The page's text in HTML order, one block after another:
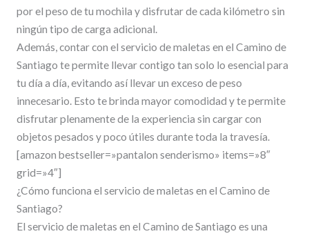
por el peso de tu mochila y disfrutar de cada kilómetro sin
ningún tipo de carga adicional.
Además, contar con el servicio de maletas en el Camino de
Santiago te permite llevar contigo tan solo lo esencial para
tu día a día, evitando así llevar un exceso de peso
innecesario. Esto te brinda mayor comodidad y te permite
disfrutar plenamente de la experiencia sin cargar con
objetos pesados y poco útiles durante toda la travesía.
[amazon bestseller=»pantalon senderismo» items=»8″
grid=»4″]
¿Cómo funciona el servicio de maletas en el Camino de
Santiago?
El servicio de maletas en el Camino de Santiago es una